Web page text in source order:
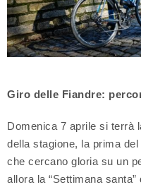
Giro delle Fiandre:
Domenica 7 aprile si terrà
della stagione, la prima
che cercano gloria su un
allora la “Settimana